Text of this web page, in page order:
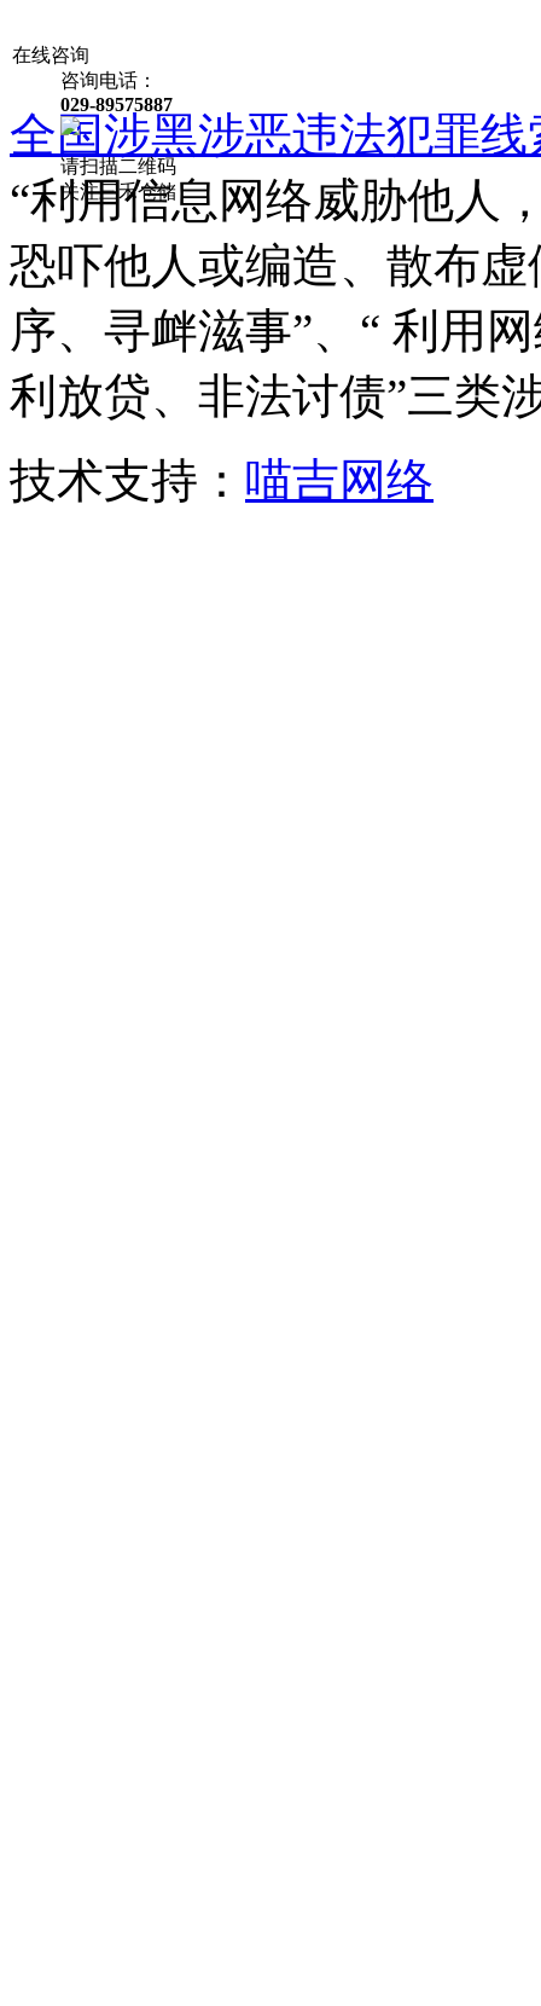
京公网安备
全国涉黑涉恶违法犯罪线
“利用信息网络威胁他人
恐吓他人或编造、散布
序、寻衅滋事”、“ 利用
利放贷、非法讨债”三类
技术支持： 喵吉网络
在线咨询
咨询电话：
029-89575887
请扫描二维码
关注三禾仓储